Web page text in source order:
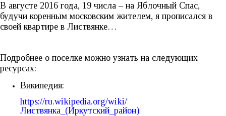
В августе 2016 года, 19 числа – на Яблочный Спас,
будучи коренным московским жителем, я прописался в
своей квартире в Листвянке…
Подробнее о поселке можно узнать на следующих
ресурсах:
Википедия:
https://ru.wikipedia.org/wiki/
Листвянка_(Иркутский_район)